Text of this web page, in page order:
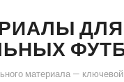
ДЛЯ
материала —